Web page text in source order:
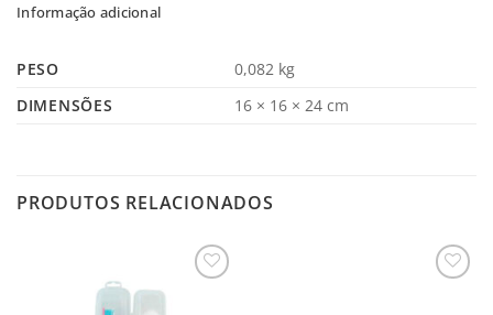
Informação adicional
PESO
0,082 kg
DIMENSÕES
16 × 16 × 24 cm
PRODUTOS RELACIONADOS